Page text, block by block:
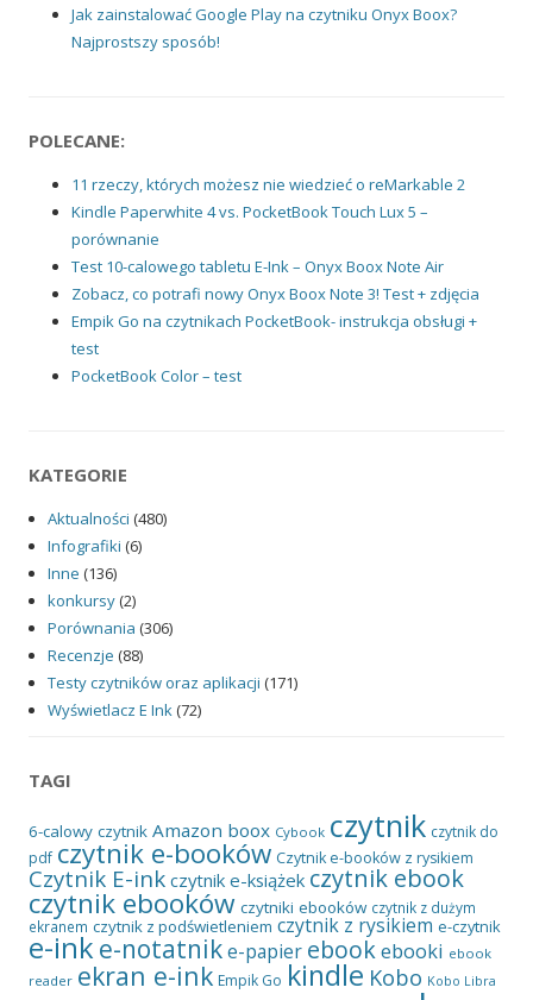
Jak zainstalować Google Play na czytniku Onyx Boox?
Najprostszy sposób!
POLECANE:
11 rzeczy, których możesz nie wiedzieć o reMarkable 2
Kindle Paperwhite 4 vs. PocketBook Touch Lux 5 –
porównanie
Test 10-calowego tabletu E-Ink – Onyx Boox Note Air
Zobacz, co potrafi nowy Onyx Boox Note 3! Test + zdjęcia
Empik Go na czytnikach PocketBook- instrukcja obsługi +
test
PocketBook Color – test
KATEGORIE
Aktualności (480)
Infografiki (6)
Inne (136)
konkursy(2)
Porównania (306)
Recenzje (88)
Testy czytników oraz aplikacji (171)
Wyświetlacz E Ink(72)
TAGI
6-calowy czytnik Amazon boox Cybook czytnik czytnik do
pdf czytnik e-booków Czytnik e-booków z rysikiem
Czytnik E-ink czytnik e-książek czytnik ebook
czytnik ebooków czytniki ebooków czytnik z dużym
ekranem czytnik z podświetleniem czytnik z rysikiem e-czytnik
e-ink e-notatnike-papier ebookebooki ebook
reader ekran e-ink Empik Go kindle Kobo Kobo Libra